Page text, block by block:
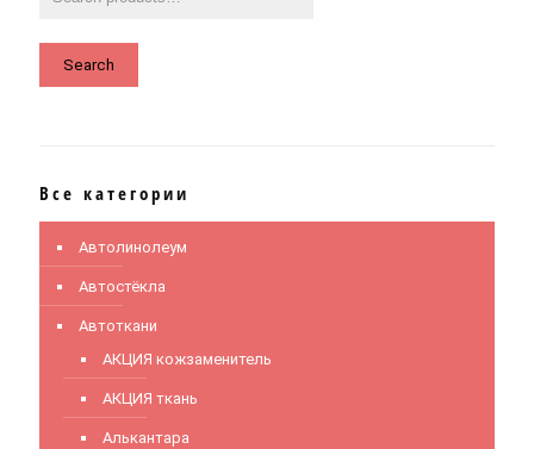
Search
Все категории
Автолинолеум
Автостёкла
Автоткани
АКЦИЯ кожзаменитель
АКЦИЯ ткань
Алькантара